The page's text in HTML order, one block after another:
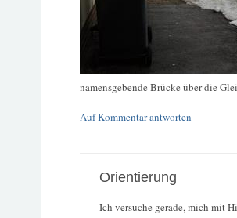
namensgebende Brücke über die
Auf Kommentar antworten
Orientierung
Ich versuche gerade, mich mit